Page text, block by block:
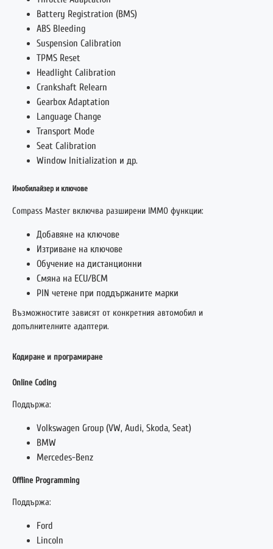
Battery Registration (BMS)
ABS Bleeding
Suspension Calibration
TPMS Reset
Headlight Calibration
Crankshaft Relearn
Gearbox Adaptation
Language Change
Transport Mode
Seat Calibration
Window Initialization и др.
Имобилайзер и ключове
Compass Master включва разширени IMMO функции:
Добавяне на ключове
Изтриване на ключове
Обучение на дистанционни
Смяна на ECU/BCM
PIN четене при поддържаните марки
Възможностите зависят от конкретния автомобил и
допълнителните адаптери.
Кодиране и програмиране
Online Coding
Поддържа:
Volkswagen Group (VW, Audi, Skoda, Seat)
BMW
Mercedes-Benz
Offline Programming
Поддържа:
Ford
Lincoln